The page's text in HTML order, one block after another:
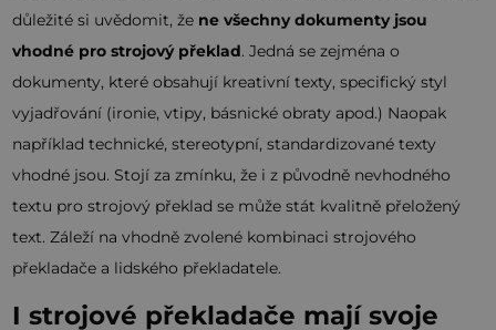
důležité si uvědomit, že ne všechny dokumenty jsou
vhodné pro strojový překlad. Jedná se zejména o
dokumenty, které obsahují kreativní texty, specifický styl
vyjadřování (ironie, vtipy, básnické obraty apod.) Naopak
například technické, stereotypní, standardizované texty
vhodné jsou. Stojí za zmínku, že i z původně nevhodného
textu pro strojový překlad se může stát kvalitně přeložený
text. Záleží na vhodně zvolené kombinaci strojového
překladače a lidského překladatele.
I strojové překladače mají svoje